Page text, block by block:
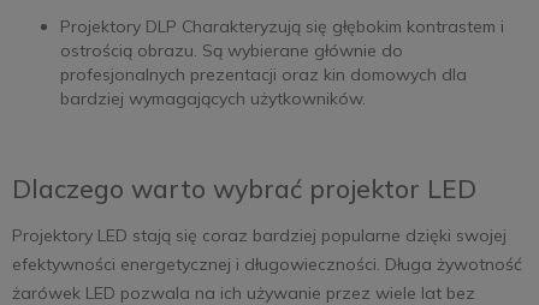
Projektory DLP Charakteryzują się głębokim kontrastem i
ostrością obrazu. Są wybierane głównie do
profesjonalnych prezentacji oraz kin domowych dla
bardziej wymagających użytkowników.
Dlaczego warto wybrać projektor LED
Projektory LED stają się coraz bardziej popularne dzięki swojej
efektywności energetycznej i długowieczności. Długa żywotność
żarówek LED pozwala na ich używanie przez wiele lat bez